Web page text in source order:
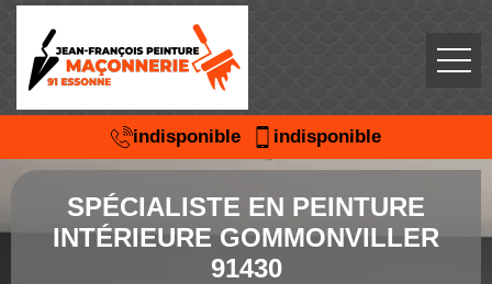
indisponible indisponible
SPÉCIALISTE EN PEINTURE
INTÉRIEURE GOMMONVILLER
91430